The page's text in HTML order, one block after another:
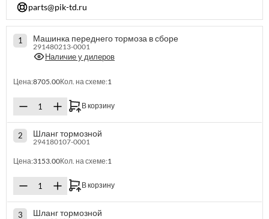
parts@pik-td.ru
1 Машинка переднего тормоза в сборе
291480213-0001
Наличие у дилеров
Цена:8705.00Кол. на схеме:1
В корзину
2 Шланг тормозной
294180107-0001
Цена:3153.00Кол. на схеме:1
В корзину
3 Шланг тормозной